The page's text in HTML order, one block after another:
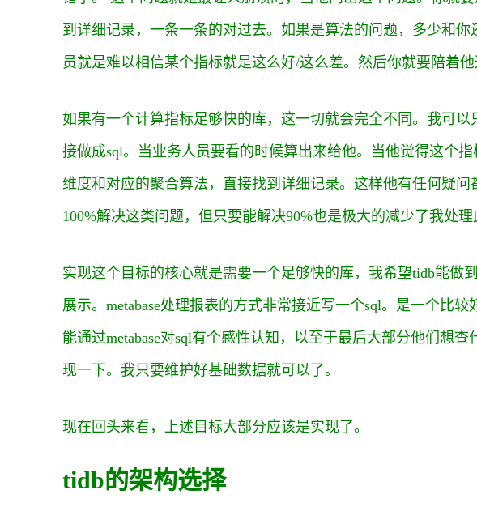
到详细记录，一条一条的对过去。如果是算法的问题，多少和
员就是难以相信某个指标就是这么好/这么差。然后你就要陪着他
如果有一个计算指标足够快的库，这一切就会完全不同。我可
接做成sql。当业务人员要看的时候算出来给他。当他觉得这个
维度和对应的聚合算法，直接找到详细记录。这样他有任何疑
100%解决这类问题，但只要能解决90%也是极大的减少了我处理
实现这个目标的核心就是需要一个足够快的库，我希望tidb能做
展示。metabase处理报表的方式非常接近写一个sql。是一个比
能通过metabase对sql有个感性认知，以至于最后大部分他们想
现一下。我只要维护好基础数据就可以了。
现在回头来看，上述目标大部分应该是实现了。
tidb的架构选择